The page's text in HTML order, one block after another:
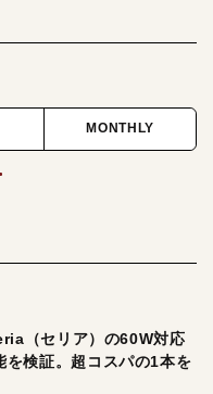
MONTHLY
（セリア）の60W対応
検証。超コスパの1本を